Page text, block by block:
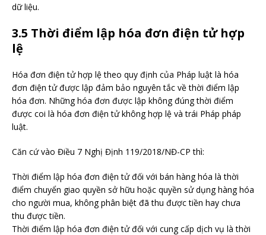
dữ liệu.
3.5 Thời điểm lập hóa đơn điện tử hợp
lệ
Hóa đơn điện tử hợp lệ theo quy định của Pháp luật là hóa
đơn điện tử được lập đảm bảo nguyên tắc về thời điểm lập
hóa đơn. Những hóa đơn được lập không đúng thời điểm
được coi là hóa đơn điện tử không hợp lệ và trái Pháp pháp
luật.
Căn cứ vào Điều 7 Nghị Định 119/2018/NĐ-CP thì:
Thời điểm lập hóa đơn điện tử đối với bán hàng hóa là thời
điểm chuyển giao quyền sở hữu hoặc quyền sử dụng hàng hóa
cho người mua, không phân biệt đã thu được tiền hay chưa
thu được tiền.
Thời điểm lập hóa đơn điện tử đối với cung cấp dịch vụ là thời